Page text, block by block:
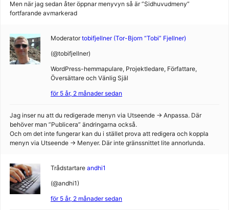
Men när jag sedan åter öppnar menyvyn så är ”Sidhuvudmeny”
fortfarande avmarkerad
Moderator tobifjellner (Tor-Bjorn “Tobi” Fjellner)
(@tobifjellner)
WordPress-hemmapulare, Projektledare, Författare,
Översättare och Vänlig Själ
för 5 år, 2 månader sedan
Jag inser nu att du redigerade menyn via Utseende → Anpassa. Där
behöver man ”Publicera” ändringarna också.
Och om det inte fungerar kan du i stället prova att redigera och koppla
menyn via Utseende → Menyer. Där inte gränssnittet lite annorlunda.
Trådstartare andhi1
(@andhi1)
för 5 år, 2 månader sedan